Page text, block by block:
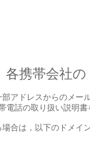
各携帯会社
部アドレスからのメ
電話の取り扱い説明
場合は，以下のドメイ